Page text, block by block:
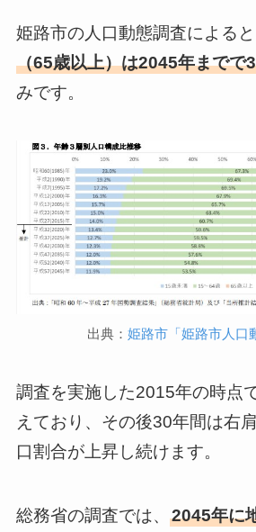
姫路市の人口動態調査によると
（65歳以上）は2045年までで
みです。
出典： 姫路市「姫路市人口
調査を実施した2015年の時点
えており、その後30年間は右
口割合が上昇し続けます。
総務省の調査では、 2045年に